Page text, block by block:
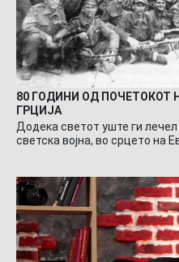
80 ГОДИНИ ОД ПОЧЕТОКОТ
ГРЦИЈА
Додека светот уште ги
светска војна, во срцето на